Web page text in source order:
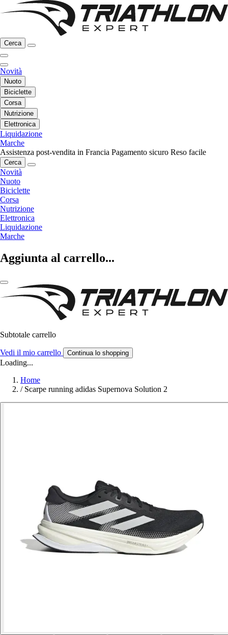
Cerca
Novità
Nuoto
Biciclette
Corsa
Nutrizione
Elettronica
Liquidazione
Marche
Assistenza post-vendita in Francia Pagamento sicuro Reso facile
Cerca
Novità
Nuoto
Biciclette
Corsa
Nutrizione
Elettronica
Liquidazione
Marche
Aggiunta al carrello...
Subtotale carrello
Vedi il mio carrello Continua lo shopping
Loading...
Home
/ Scarpe running adidas Supernova Solution 2